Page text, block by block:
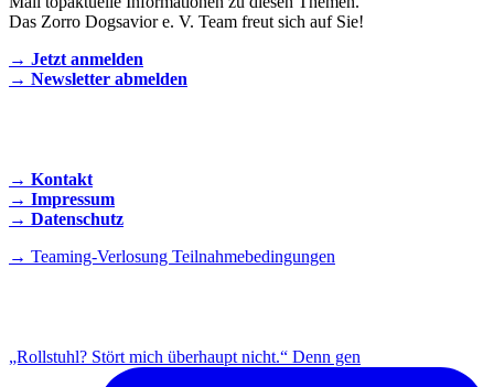
Das Zorro Dogsavior e. V. Team freut sich auf Sie!
→ Jetzt anmelden
→ Newsletter abmelden
→ Kontakt
→ Impressum
→ Datenschutz
→ Teaming-Verlosung Teilnahmebedingungen
„Rollstuhl? Stört mich überhaupt nicht.“ Denn gen